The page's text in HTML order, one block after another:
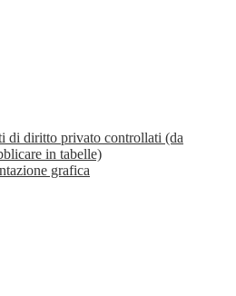
di diritto privato controllati (da
in tabelle)
grafica